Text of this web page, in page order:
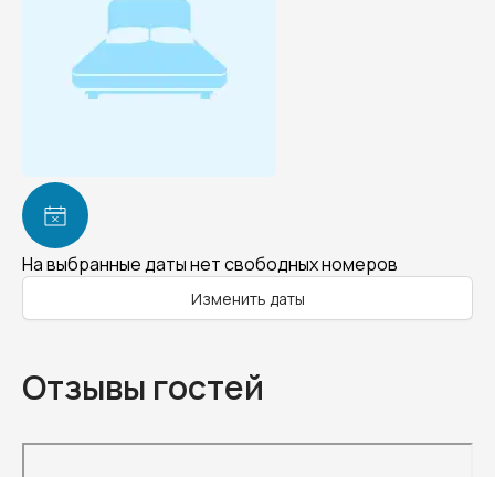
На выбранные даты нет свободных номеров
Изменить даты
Отзывы гостей